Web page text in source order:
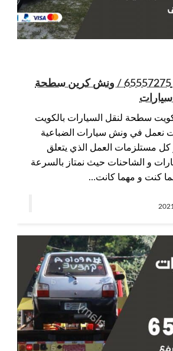
ونش الضباعية / 65557275 / ونش كرين سطحة
سطحة لنقل السيارات بالكويت
نعمل في ونش سيارات الضباعية
كل مستلزمات العمل الذي يتعلق
و الشاحنات حيث نمتاز بالسرعة
كنت و مهما كانت…